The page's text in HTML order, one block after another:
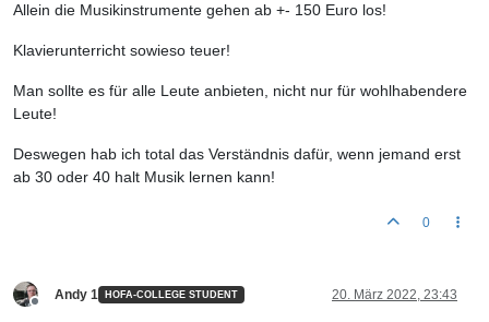
Allein die Musikinstrumente gehen ab +- 150 Euro los!
Klavierunterricht sowieso teuer!
Man sollte es für alle Leute anbieten, nicht nur für wohlhabendere
Leute!
Deswegen hab ich total das Verständnis dafür, wenn jemand erst
ab 30 oder 40 halt Musik lernen kann!
0
Andy 1 HOFA-COLLEGE STUDENT 20. März 2022, 23:43